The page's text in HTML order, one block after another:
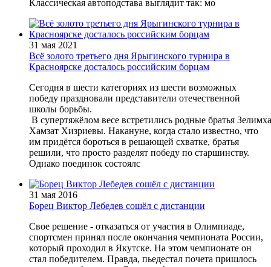
Классическая автоподстава выглядит так: мо
31 мая 2021
Всё золото третьего дня Ярыгинского турнира в
Красноярске досталось российским борцам
Сегодня в шести категориях из шести возможных
победу праздновали представители отечественной
школы борьбы.
В супертяжёлом весе встретились родные братья
Хамзат Хизриевы. Накануне, когда стало известно, что
им придётся бороться в решающей схватке, братья
решили, что просто разделят победу по старшинству.
Однако поединок состоялс
31 мая 2016
Борец Виктор Лебедев сошёл с дистанции
Свое решение - отказаться от участия в Олимпиаде,
спортсмен принял после окончания чемпионата России,
который проходил в Якутске. На этом чемпионате он
стал победителем. Правда, пьедестал почета пришлось